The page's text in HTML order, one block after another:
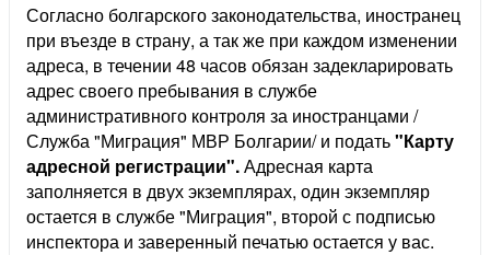
Согласно болгарского законодательства, иностранец
при въезде в страну, а так же при каждом изменении
адреса, в течении 48 часов обязан задекларировать
адрес своего пребывания в службе
административного контроля за иностранцами /
Служба "Миграция" МВР Болгарии/ и подать"Карту
адресной регистрации".Адресная карта
заполняется в двух экземплярах, один экземпляр
остается в службе "Миграция", второй с подписью
инспектора и заверенный печатью остается у вас.